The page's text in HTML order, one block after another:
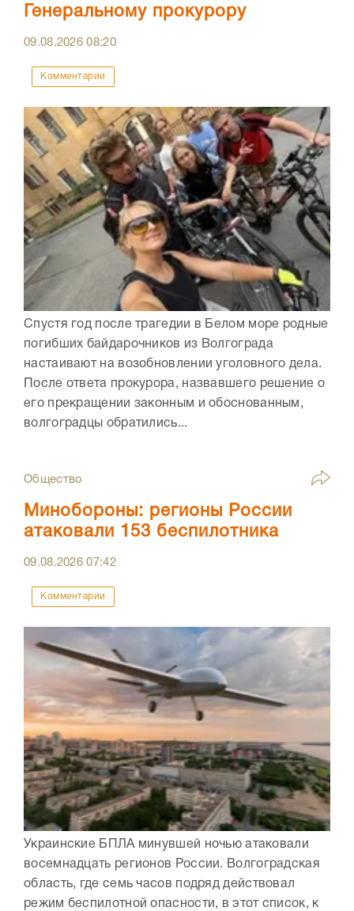
Генеральному прокурору
09.08.202608:20
Комментарии
Спустя год после трагедии в Белом море родные
погибших байдарочников из Волгограда
настаивают на возобновлении уголовного дела.
После ответа прокурора, назвавшего решение о
его прекращении законным и обоснованным,
волгоградцы обратились...
Общество
Минобороны: регионы России
атаковали 153 беспилотника
09.08.202607:42
Комментарии
Украинские БПЛА минувшей ночью атаковали
восемнадцать регионов России. Волгоградская
область, где семь часов подряд действовал
режим беспилотной опасности, в этот список, к